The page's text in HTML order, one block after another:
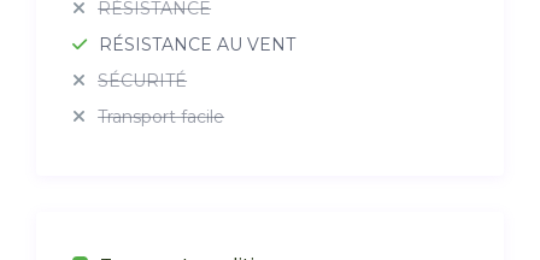
RÉSISTANCE
RÉSISTANCE AU VENT
SÉCURITÉ
Transport facile